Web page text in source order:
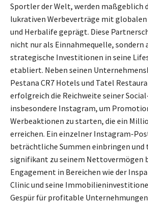
Sportler der Welt, werden maßgeblich
lukrativen Werbeverträge mit globalen
und Herbalife geprägt. Diese
nicht nur als Einnahmequelle, sondern
strategische Investitionen in seine
etabliert. Neben seinen
Pestana CR7 Hotels und Tatel
erfolgreich die Reichweite seiner
insbesondere Instagram, um
Werbeaktionen zu starten, die ein
erreichen. Ein einzelner Instagram-
beträchtliche Summen einbringen
signifikant zu seinem Nettovermögen
Engagement in Bereichen wie der
Clinic und seine
Gespür für profitable